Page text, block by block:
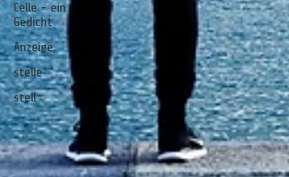
Celle - ein
Gedicht
Anzeige
stelle
stell